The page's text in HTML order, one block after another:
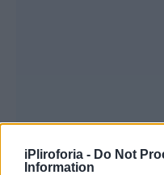
iPliroforia - Do Not
Information